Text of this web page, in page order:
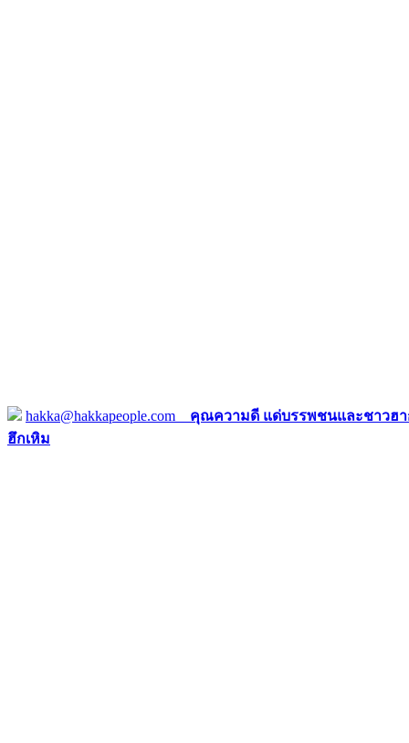
hakka@hakkapeople.com คุณความดี แด่บรรพชนและชาวฮ
ฮึกเหิม